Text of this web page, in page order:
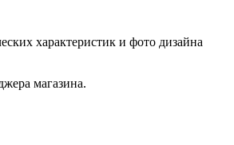
характеристик и фото дизайна
магазина.